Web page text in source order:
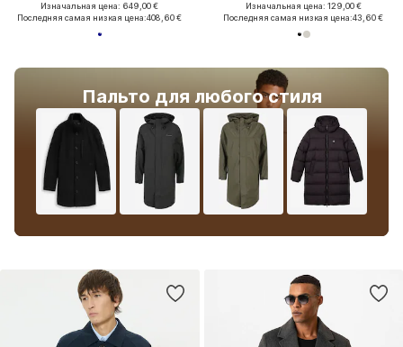
Изначальная цена: 649,00 €
Последняя самая низкая цена:408,60 €
Изначальная цена: 129,00 €
Последняя самая низкая цена:43,60 €
Пальто для любого стиля